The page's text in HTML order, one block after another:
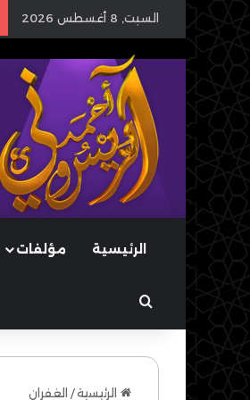
السبت, 8 أغسطس 2026
الرئيسية مؤلفات
بحث عن
الرئيسية/ الغفران